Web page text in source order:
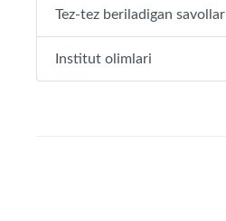
Tez-tez beriladigan savollar
Institut olimlari